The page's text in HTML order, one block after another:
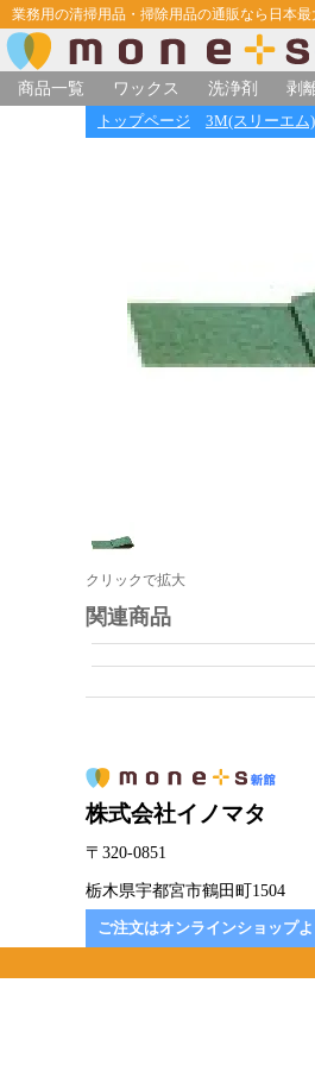
業務用の清掃用品・掃除用品の通販なら日本
商品一覧
ワックス 洗浄剤 剥
トップページ 3M(スリーエム)
クリックで拡大
関連商品
株式会社イノマタ
〒320-0851
栃木県宇都宮市鶴田町1504
ご注文はオンラインショップ